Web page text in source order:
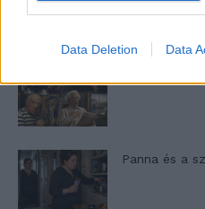
Data Deletion Data
Panna és a